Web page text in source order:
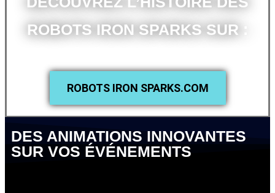
ROBOTS IRON SPARKS SUR :
ROBOTS IRON SPARKS.COM
DES ANIMATIONS INNOVANTES
SUR VOS ÉVÉNEMENTS